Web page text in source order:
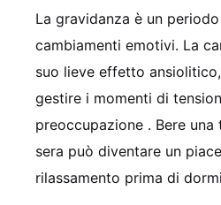
La gravidanza è un
cambiamenti emotivi. La
suo lieve effetto
gestire i momenti di
preoccupazione . Bere
sera può diventare un
rilassamento prima di